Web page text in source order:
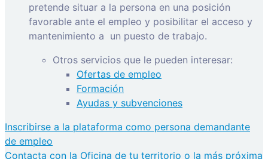
pretende situar a la persona en una posición
favorable ante el empleo y posibilitar el acceso y
mantenimiento a un puesto de trabajo.
Otros servicios que le pueden interesar:
Ofertas de empleo
Formación
Ayudas y subvenciones
Inscribirse a la plataforma como persona demandante
de empleo
Contacta con la Oficina de tu territorio o la más próxima